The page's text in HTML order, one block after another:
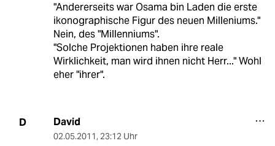
"Andererseits war Osama bin Laden die erste
ikonographische Figur des neuen Milleniums."
Nein, des "Millenniums".
"Solche Projektionen haben ihre reale
Wirklichkeit, man wird ihnen nicht Herr..." Wohl
eher "ihrer".
D David
02.05.2011, 23:12 Uhr